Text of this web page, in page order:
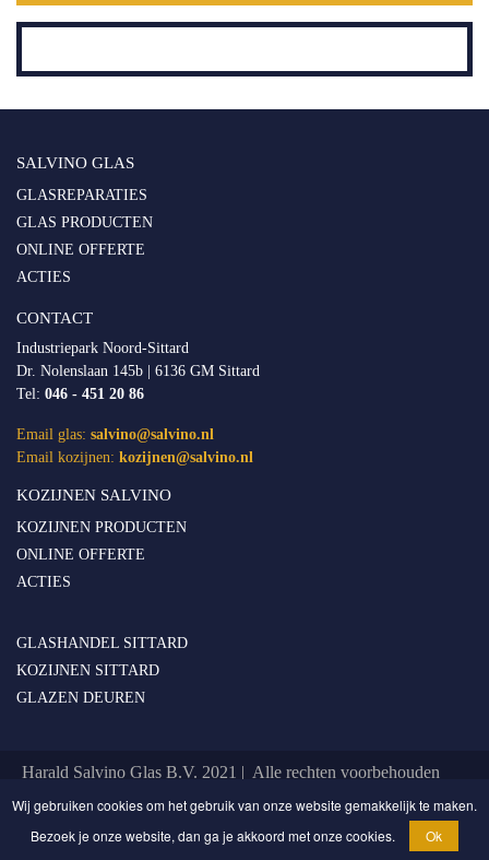
SALVINO GLAS
GLASREPARATIES
GLAS PRODUCTEN
ONLINE OFFERTE
ACTIES
KOZIJNEN SALVINO
KOZIJNEN PRODUCTEN
ONLINE OFFERTE
ACTIES
GLASHANDEL SITTARD
KOZIJNEN SITTARD
GLAZEN DEUREN
CONTACT
Industriepark Noord-Sittard
Dr. Nolenslaan 145b | 6136 GM Sittard
Tel: 046 - 451 20 86
Email glas: salvino@salvino.nl
Email kozijnen: kozijnen@salvino.nl
Harald Salvino Glas B.V. 2021 | Alle rechten voorbehouden
Privacy & Cookie Statement
Wij gebruiken cookies om het gebruik van onze website gemakkelijk te maken.
Bezoek je onze website, dan ga je akkoord met onze cookies.
Ok